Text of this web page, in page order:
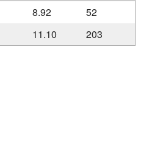
8.92
52
11.10 203